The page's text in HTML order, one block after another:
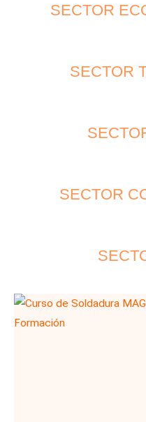
SECTOR
SECTOR
SECTOR